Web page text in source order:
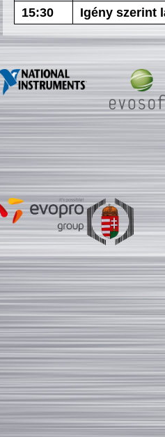
15:30
Igény szerint